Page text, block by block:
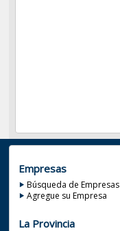
Empresas
Búsqueda de Empresas
Agregue su Empresa
La Provincia